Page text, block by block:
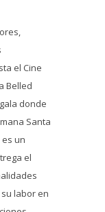
el Cine
Belled
donde
Santa
un
el
labor en